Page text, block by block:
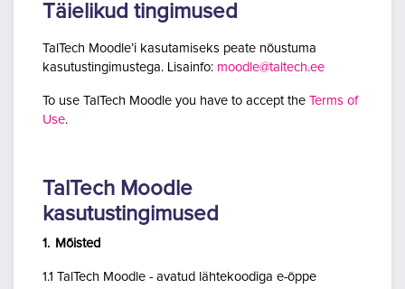
Täielikud tingimused
TalTech Moodle’i kasutamiseks peate nõustuma
kasutustingimustega. Lisainfo: moodle@taltech.ee
To use TalTech Moodle you have to accept the Terms of
Use.
TalTech Moodle
kasutustingimused
1. Mõisted
1.1 TalTech Moodle - avatud lähtekoodiga e-õppe